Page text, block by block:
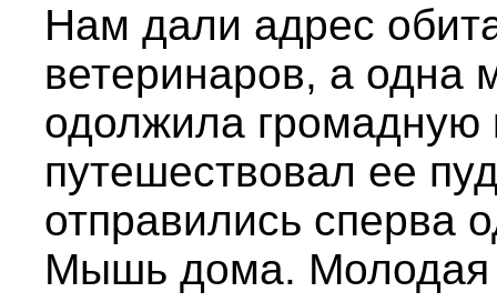
Нам дали адрес
ветеринаров, а одна
одолжила громадную
путешествовал ее
отправились сперва
Мышь дома. Молодая